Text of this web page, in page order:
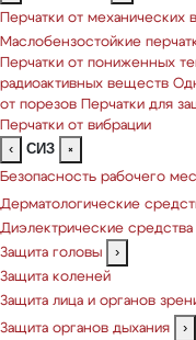
Перчатки от механических
Маслобензостойкие
Перчатки от пониженных
радиоактивных веществ
от порезов
Перчатки для
Перчатки от вибрации
‹
СИЗ
×
Безопасность рабочего
Дерматологические
Диэлектрические средства
Защита головы
›
Защита коленей
Защита лица и органов
Защита органов дыхания
›